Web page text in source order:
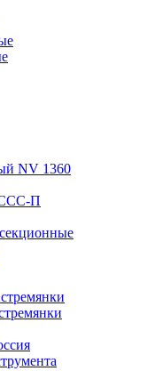
NV 1360
ССС-П